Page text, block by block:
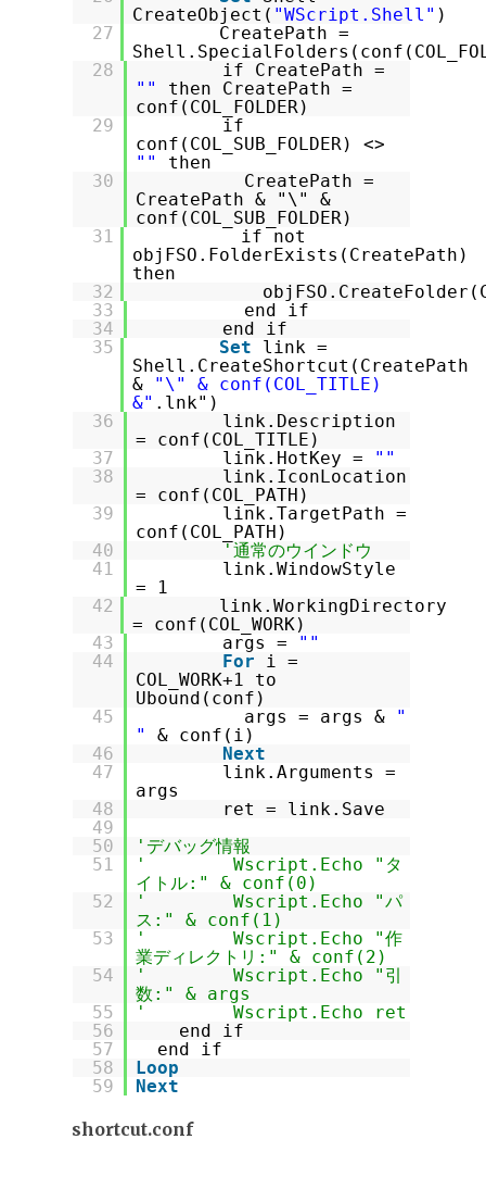
CreateObject( "WScript.Shell" )
27
CreatePath =
28
if CreatePath =
""
then CreatePath =
conf(COL_FOLDER)
29
if
conf(COL_SUB_FOLDER) <>
""
then
30
CreatePath =
CreatePath & "\" &
conf(COL_SUB_FOLDER)
31
if not
objFSO.FolderExists(CreatePath)
then
32
33
end if
34
end if
35
Set
link =
Shell.CreateShortcut(CreatePath
&
"\" & conf(COL_TITLE)
&" .lnk")
36
link.Description
= conf(COL_TITLE)
37
link.HotKey =
""
38
link.IconLocation
= conf(COL_PATH)
39
link.TargetPath =
conf(COL_PATH)
40
'通常のウインドウ
41
link.WindowStyle
= 1
42
link.WorkingDirectory
= conf(COL_WORK)
43
args =
""
44
For
i =
COL_WORK+1 to
Ubound(conf)
45
args = args &
"
"
& conf(i)
46
Next
47
link.Arguments =
args
48
ret = link.Save
49
50
'デバッグ情報
51
' Wscript.Echo "タ
イトル:" & conf(0)
52
' Wscript.Echo "パ
ス:" & conf(1)
53
' Wscript.Echo "作
業ディレクトリ:" & conf(2)
54
' Wscript.Echo "引
数:" & args
55
' Wscript.Echo ret
56
end if
57
end if
58
Loop
59
Next
shortcut.conf